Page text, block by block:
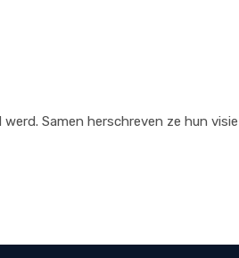
Samen herschreven ze hun